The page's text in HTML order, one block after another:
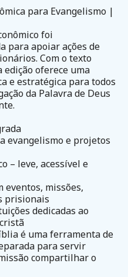
para Evangelismo |
foi
para apoiar ações de
Com o texto
edição oferece uma
e estratégica para todos
da Palavra de Deus
evangelismo e projetos
– leve, acessível e
missões,
prisionais
dedicadas ao
é uma ferramenta de
para servir
compartilhar o